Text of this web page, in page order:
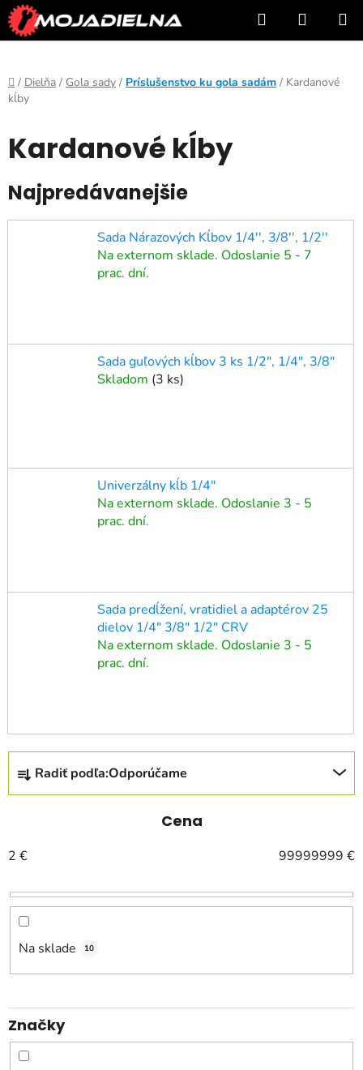
Prejsť
na
obsah
Hľadať
KOŠÍK
Domov
/ Dielňa / Gola sady / Príslušenstvo ku gola sadám / Kardanové
kĺby
Kardanové kĺby
Najpredávanejšie
Sada Nárazových Kĺbov 1/4'', 3/8'', 1/2''
Na externom sklade. Odoslanie 5 - 7
prac. dní.
Sada guľových kĺbov 3 ks 1/2", 1/4", 3/8"
Skladom (3 ks)
Univerzálny kĺb 1/4"
Na externom sklade. Odoslanie 3 - 5
prac. dní.
Sada predĺžení, vratidiel a adaptérov 25
dielov 1/4" 3/8" 1/2" CRV
Na externom sklade. Odoslanie 3 - 5
prac. dní.
R
a
d
n
i
e
p
o
d
k
t
o
Radiť podľa:Odporúčame
Cena
2 € 99999999 €
Na sklade 10
Značky